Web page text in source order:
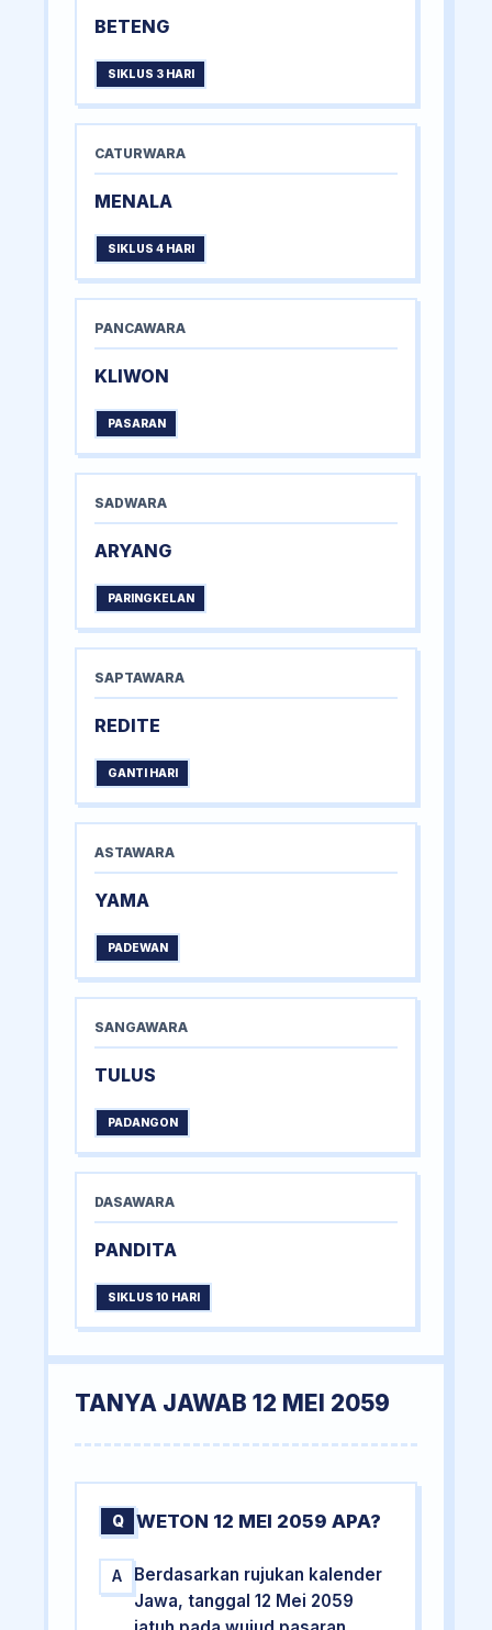
BETENG
SIKLUS 3 HARI
CATURWARA
MENALA
SIKLUS 4 HARI
PANCAWARA
KLIWON
PASARAN
SADWARA
ARYANG
PARINGKELAN
SAPTAWARA
REDITE
GANTI HARI
ASTAWARA
YAMA
PADEWAN
SANGAWARA
TULUS
PADANGON
DASAWARA
PANDITA
SIKLUS 10 HARI
TANYA JAWAB 12 MEI 2059
Q WETON 12 MEI 2059 APA?
A
Berdasarkan rujukan kalender
Jawa, tanggal 12 Mei 2059